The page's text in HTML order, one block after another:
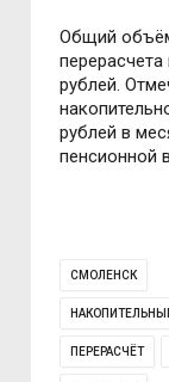
Общий
рублей.
рублей в
пенсионной
СМОЛЕНСК
ПЕРЕРАСЧЁТ